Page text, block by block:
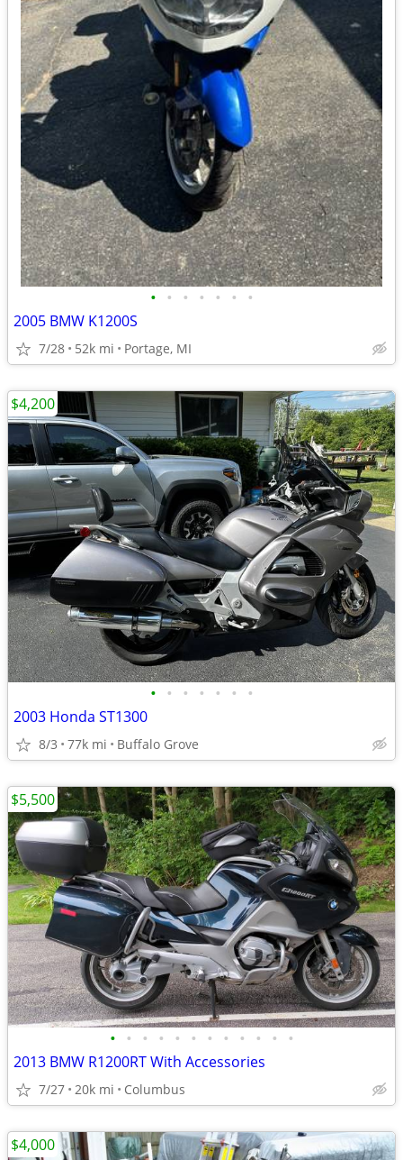
• • • • • • •
2005 BMW K1200S
7/28 52k mi Portage, MI
• • • • • • •
2003 Honda ST1300
8/3 77k mi Buffalo Grove
$4,200
• • • • • • • • • • • •
2013 BMW R1200RT With Accessories
7/27 20k mi Columbus
$5,500
$4,000